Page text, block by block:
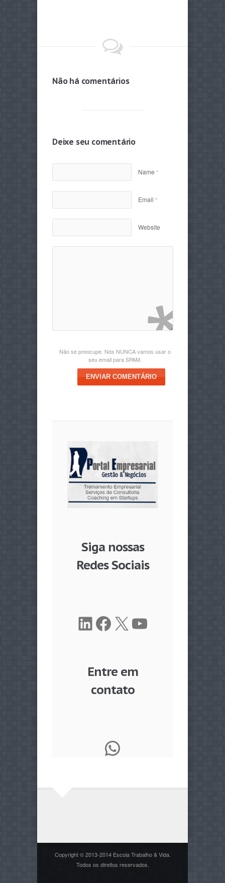
Não há comentários
Deixe seu comentário
Name *
Email *
Website
Não se preocupe. Nós NUNCA vamos usar o
seu email para SPAM.
ENVIAR COMENTÁRIO
Siga nossas
Redes Sociais
LinkedIn
Facebook
X Youtube
Entre em
contato
WhatsApp
Copyright © 2013-2014 Escola Trabalho & Vida.
Todos os direitos reservados.